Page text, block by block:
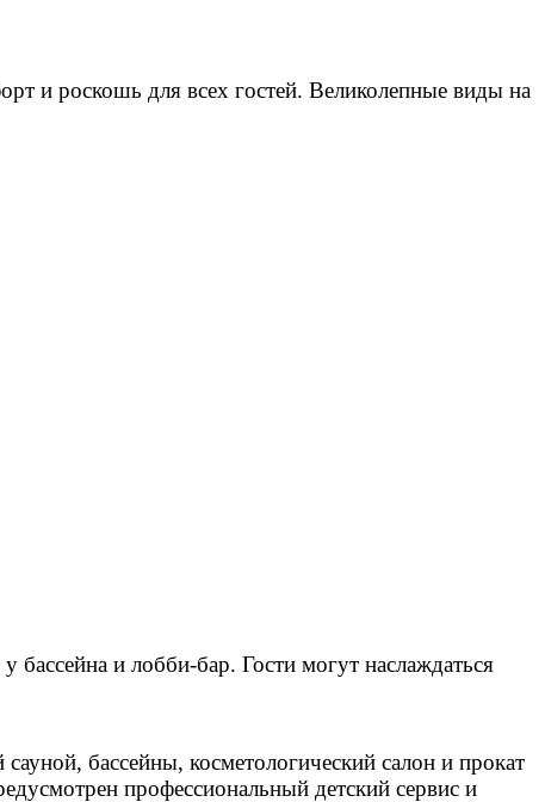
и роскошь для всех гостей. Великолепные виды на
бассейна и лобби-бар. Гости могут наслаждаться
бассейны, косметологический салон и прокат
профессиональный детский сервис и